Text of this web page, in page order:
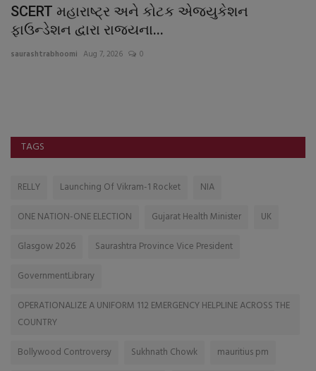
SCERT મહારાષ્ટ્ર અને કોટક એજ્યુકેશન
ફાઉન્ડેશન દ્વારા રાજ્યના...
saurashtrabhoomi Aug 7, 2026 0
TAGS
RELLY Launching Of Vikram-1 Rocket
NIA
ONE NATION-ONE ELECTION
Gujarat Health Minister
UK
Glasgow 2026
Saurashtra Province Vice President
GovernmentLibrary
OPERATIONALIZE A UNIFORM 112 EMERGENCY HELPLINE ACROSS THE
COUNTRY
Bollywood Controversy
Sukhnath Chowk
mauritius pm